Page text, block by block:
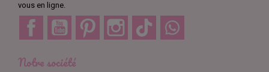
vous en ligne.
Facebook YouTube Pinterest Instagram TikTok
Notre société